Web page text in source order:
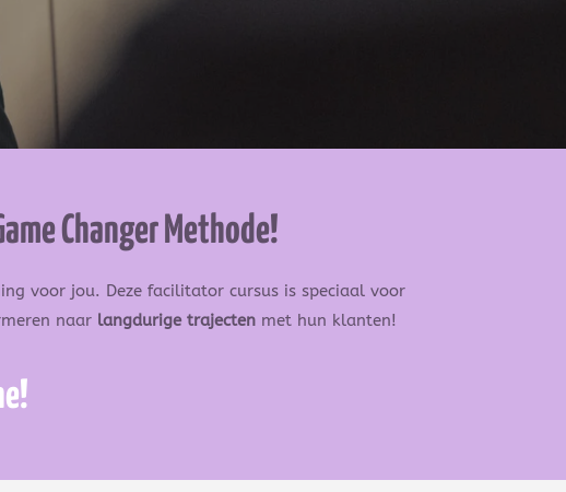
Changer Methode!
voor jou. Deze facilitator cursus is speciaal voor
naar langdurige trajecten met hun klanten!